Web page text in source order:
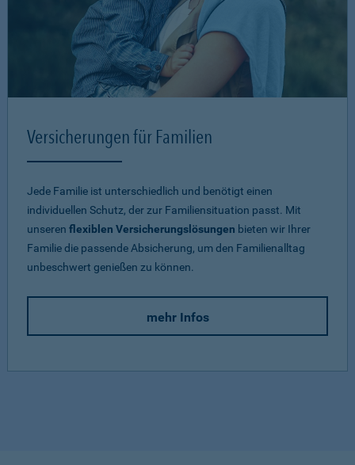
Versicherungen für Familien
Jede Familie ist unterschiedlich und benötigt einen
individuellen Schutz, der zur Familiensituation passt. Mit
unseren flexiblen Versicherungslösungen bieten wir Ihrer
Familie die passende Absicherung, um den Familienalltag
unbeschwert genießen zu können.
mehr Infos